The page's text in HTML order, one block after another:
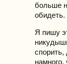
больше
Я пишу